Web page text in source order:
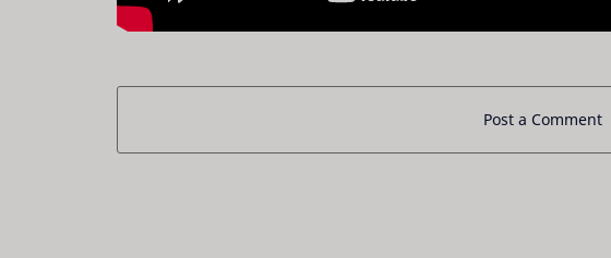
Post a Comment